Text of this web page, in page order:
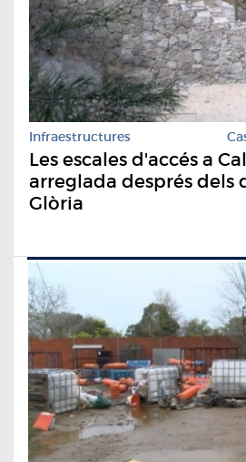
Infraestructures
Les escales d'accés a
arreglada després dels
Glòria